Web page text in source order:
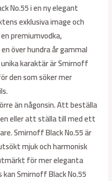
No.55 i en ny elegant
exklusiva image och
premiumvodka,
över hundra år gammal
karaktär är Smirnoff
den som söker mer
än någonsin. Att beställa
eller att ställa till med ett
Smirnoff Black No.55 är
mjuk och harmonisk
för mer eleganta
Smirnoff Black No.55